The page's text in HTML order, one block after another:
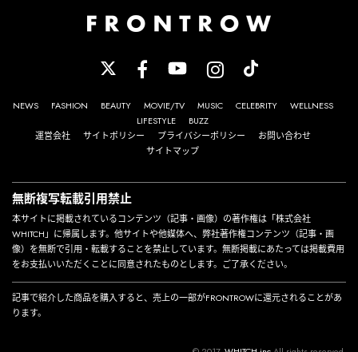
NEWS FASHION BEAUTY MOVIE/TV MUSIC CELEBRITY
WELLNESS
LIFESTYLE
BUZZ
運営会社
サイトポリシー プライバシーポリシー
お問い合わせ
サイトマップ
無断複写転載引用禁止
本サイトに掲載されているコンテンツ（記事・画像）の著作権は「株式会社
WHITCH」に帰属します。他サイトや他媒体へ、弊社著作権コンテンツ（記事・画
像）を無断で引用・転載することを禁止しています。無断掲載にあたっては掲載費用
をお支払いいただくことに同意されたものとします。ご了承ください。
記事で紹介した商品を購入すると、売上の一部がFRONTROWに還元されることがあ
ります。